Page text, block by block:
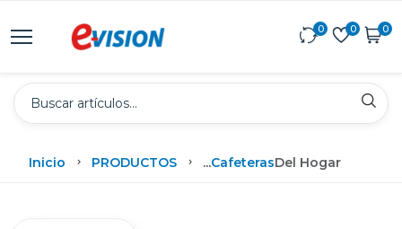
0 0 0
Inicio PRODUCTOS ...CafeterasDel Hogar